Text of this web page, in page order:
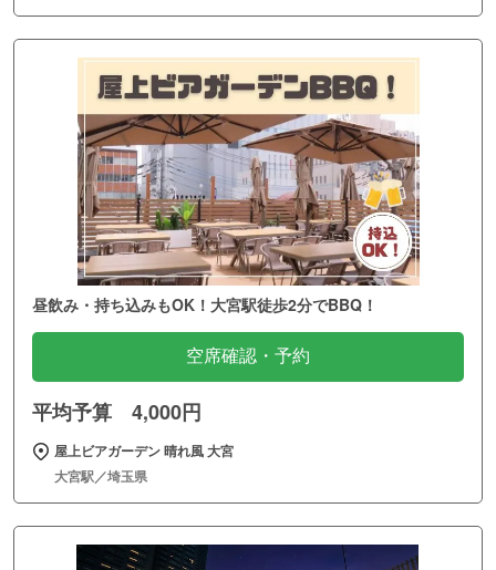
昼飲み・持ち込みもOK！大宮駅徒歩2分でBBQ！
空席確認・予約
平均予算 4,000円
屋上ビアガーデン 晴れ風 大宮
大宮駅／埼玉県